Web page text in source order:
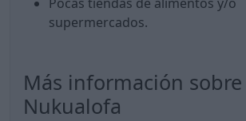
supermercados.
Más información sobre
Nukualofa